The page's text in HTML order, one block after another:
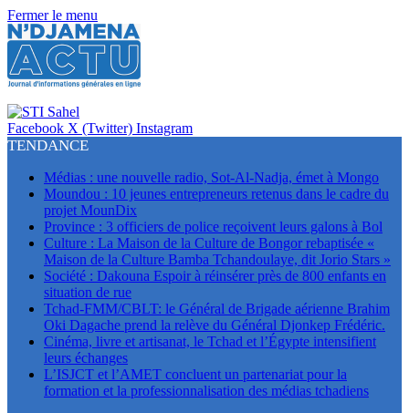
Fermer le menu
Facebook X (Twitter) Instagram
TENDANCE
Médias : une nouvelle radio, Sot-Al-Nadja, émet à Mongo
Moundou : 10 jeunes entrepreneurs retenus dans le cadre du
projet MounDix
Province : 3 officiers de police reçoivent leurs galons à Bol
Culture : La Maison de la Culture de Bongor rebaptisée «
Maison de la Culture Bamba Tchandoulaye, dit Jorio Stars »
Société : Dakouna Espoir à réinsérer près de 800 enfants en
situation de rue
Tchad-FMM/CBLT: le Général de Brigade aérienne Brahim
Oki Dagache prend la relève du Général Djonkep Frédéric.
Cinéma, livre et artisanat, le Tchad et l’Égypte intensifient
leurs échanges
L’ISJCT et l’AMET concluent un partenariat pour la
formation et la professionnalisation des médias tchadiens